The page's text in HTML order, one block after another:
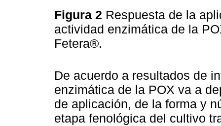
Figura 2 Respuesta de la
actividad enzimática de la
Fetera®.
De acuerdo a resultados de
enzimática de la POX va a
de aplicación, de la forma y
etapa fenológica del cultivo